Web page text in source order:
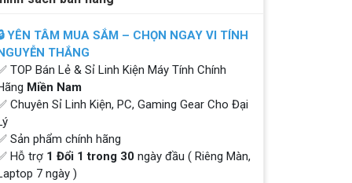
YÊN TÂM MUA SẮM – CHỌN NGAY VI TÍNH
THẮNG
TOP Bán Lẻ & Sỉ Linh Kiện Máy Tính Chính
Miền Nam
Chuyên Sỉ Linh Kiện, PC, Gaming Gear Cho Đại
Sản phẩm chính hãng
Hỗ trợ 1 Đổi 1 trong 30 ngày đầu ( Riêng Màn,
7 ngày )